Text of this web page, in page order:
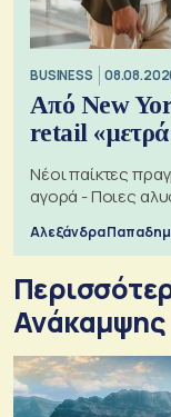
BUSINESS
Από New
retail
Νέοι παίκτες
αγορά - Ποιες
Αλεξάνδρα
Ανάκαμψης